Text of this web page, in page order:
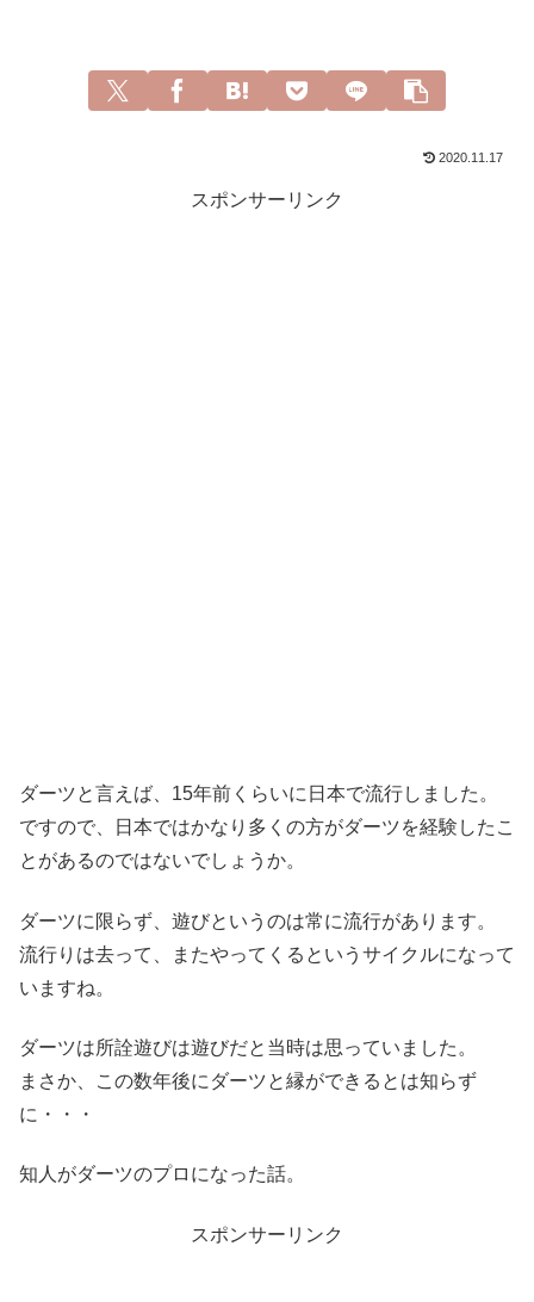
2020.11.17
スポンサーリンク
ダーツと言えば、15年前くらいに日本で流行しました。
ですので、日本ではかなり多くの方がダーツを経験したこ
とがあるのではないでしょうか。
ダーツに限らず、遊びというのは常に流行があります。
流行りは去って、またやってくるというサイクルになって
いますね。
ダーツは所詮遊びは遊びだと当時は思っていました。
まさか、この数年後にダーツと縁ができるとは知らず
に・・・
知人がダーツのプロになった話。
スポンサーリンク